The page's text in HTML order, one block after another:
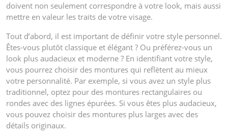
doivent non seulement correspondre à votre look, mais aussi
mettre en valeur les traits de votre visage.
Tout d’abord, il est important de définir votre style personnel.
Êtes-vous plutôt classique et élégant ? Ou préférez-vous un
look plus audacieux et moderne ? En identifiant votre style,
vous pourrez choisir des montures qui reflètent au mieux
votre personnalité. Par exemple, si vous avez un style plus
traditionnel, optez pour des montures rectangulaires ou
rondes avec des lignes épurées. Si vous êtes plus audacieux,
vous pouvez choisir des montures plus larges avec des
détails originaux.